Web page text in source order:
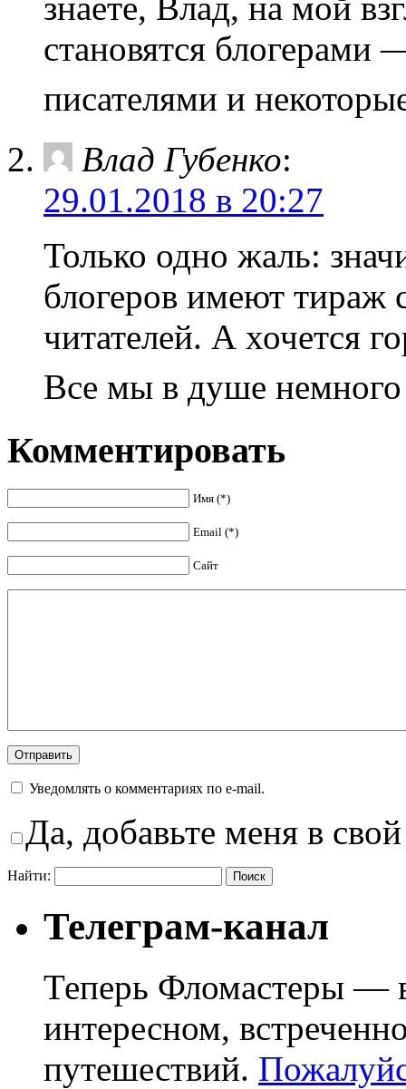
становятся блогерами
писателями и
Влад Губенко:
29.01.2018 в 20:27
Только одно жаль:
блогеров имеют тираж
читателей. А хочется
Все мы в душе
Комментировать
Имя (*)
Email (*)
Сайт
Уведомлять о комментариях по e-mail.
Да, добавьте меня в
Найти:
Телеграм-канал
Теперь Фломастеры —
интересном,
путешествий.